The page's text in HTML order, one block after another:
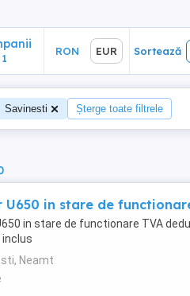
1
RON EUR Sortează
Savinesti Șterge toate filtrele
U650 in stare de
in stare de functionare TVA
inclus
Neamt